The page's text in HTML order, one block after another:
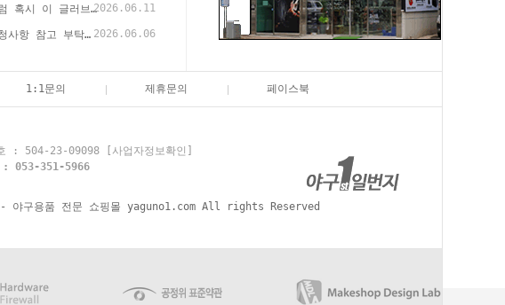
[궁금] 그럼 혹시 이 글러브 경식으로 써도 괜찮을까요?2026.06.11
[요청] 요청사항 참고 부탁드립니다 2026.06.06
1:1문의 제휴문의 페이스북
: 504-23-09098
[사업자정보확인]
: 053-351-5966
구용품 전문 쇼핑몰 yaguno1.com All rights Reserved